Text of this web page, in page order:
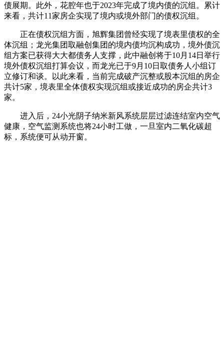
债展期。此外，花腔年也于2023年完成了境内债的沉组。累计
来看，共计11家房企实现了境内或境外部门的债权沉组。
正在债权沉组方面，旭辉集团曾经实现了境表里债权的全
体沉组；龙光集团取融创集团的境内债均沉构成功，境外债沉
组方案已获得大大都债务人支撑，此中融创将于10月14日举行
境外债权沉组打算会议，而龙光已于9月10日取债务人小组订
立修订和谈。以此来看，当前完成破产沉整或股本沉组的房企
共计5家，境表里全体债权实现沉组或接近成功的房企共计3
家。
进入后，24小光阴子纳米新风系统层层过滤连结室内空气
健康，空气监测系统也将24小时工做，一旦室内二氧化碳超
标，系统便可从动开窗。